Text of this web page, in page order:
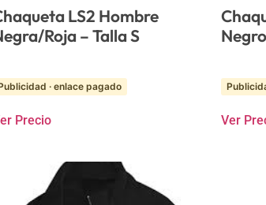
LS2 Hombre
Roja – Talla S
· enlace pagado
Precio Ver